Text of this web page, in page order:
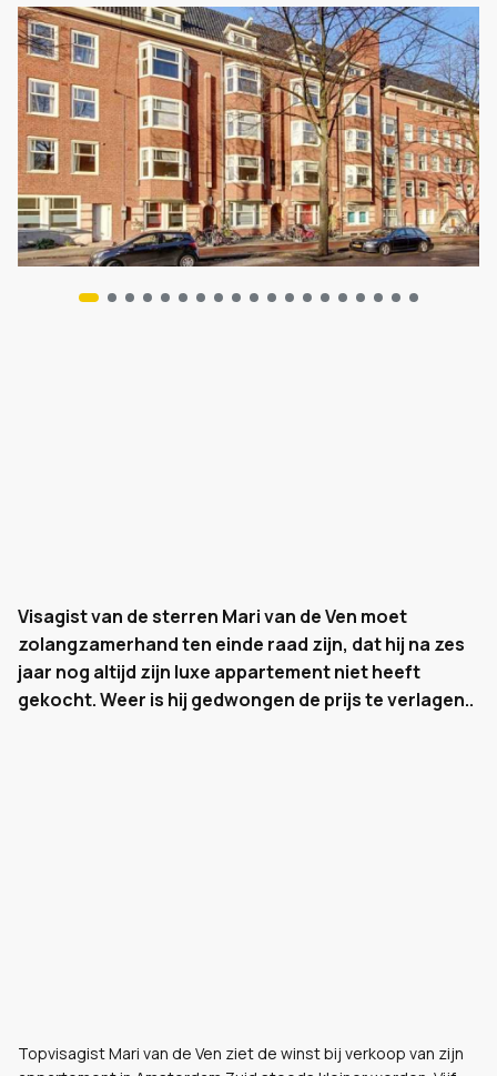
Visagist van de sterren Mari van de Ven moet
zolangzamerhand ten einde raad zijn, dat hij na zes
jaar nog altijd zijn luxe appartement niet heeft
gekocht. Weer is hij gedwongen de prijs te verlagen..
Topvisagist Mari van de Ven ziet de winst bij verkoop van zijn